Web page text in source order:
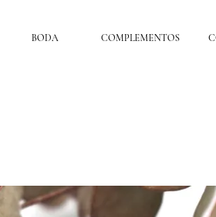
BODA COMPLEMENTOS